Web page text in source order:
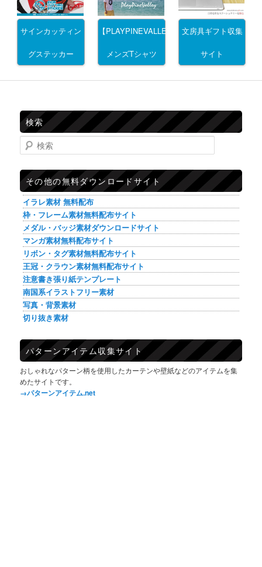
サインカッティン
グステッカー
【PLAYPINEVALLEY】
メンズTシャツ
文房具ギフト収集
サイト
検索
検索
その他の無料ダウンロードサイト
イラレ素材 無料配布
枠・フレーム素材無料配布サイト
メダル・バッジ素材ダウンロードサイト
マンガ素材無料配布サイト
リボン・タグ素材無料配布サイト
王冠・クラウン素材無料配布サイト
注意書き張り紙テンプレート
南国系イラストフリー素材
写真・背景素材
切り抜き素材
パターンアイテム収集サイト
おしゃれなパターン柄を使用したカーテンや壁紙などのアイテムを集
めたサイトです。
→パターンアイテム.net